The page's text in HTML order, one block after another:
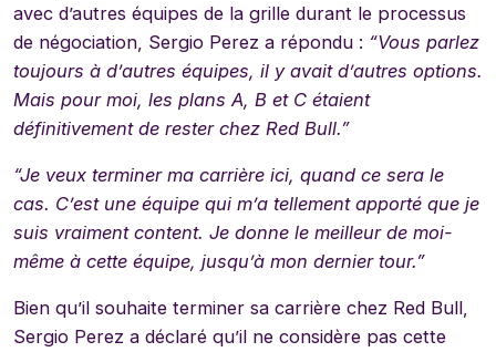
avec d’autres équipes de la grille durant le processus
de négociation, Sergio Perez a répondu : “Vous parlez
toujours à d’autres équipes, il y avait d’autres options.
Mais pour moi, les plans A, B et C étaient
définitivement de rester chez Red Bull.”
“Je veux terminer ma carrière ici, quand ce sera le
cas. C’est une équipe qui m’a tellement apporté que je
suis vraiment content. Je donne le meilleur de moi-
même à cette équipe, jusqu’à mon dernier tour.”
Bien qu’il souhaite terminer sa carrière chez Red Bull,
Sergio Perez a déclaré qu’il ne considère pas cette